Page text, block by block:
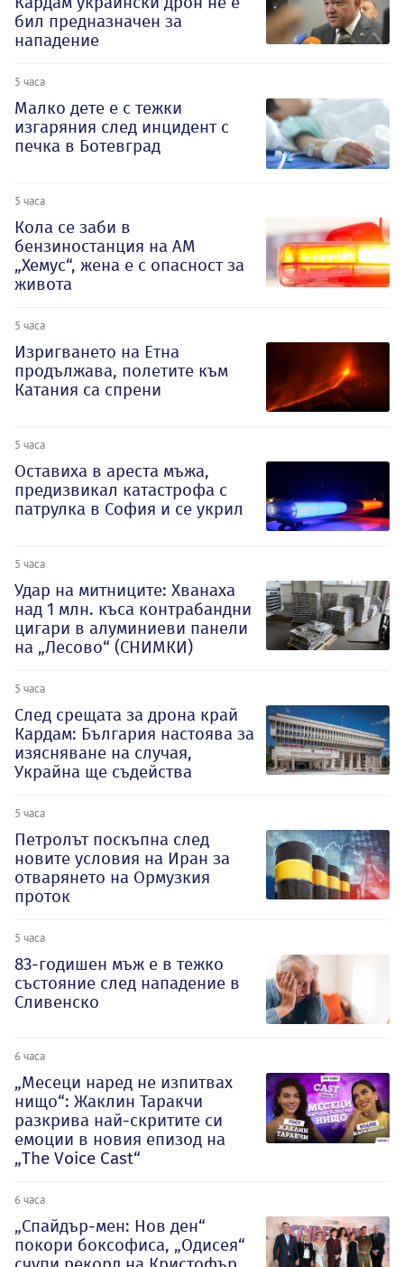
бил предназначен за
нападение
5 часа
Малко дете е с тежки
изгаряния след инцидент с
печка в Ботевград
5 часа
Кола се заби в
бензиностанция на АМ
„Хемус“, жена е с опасност за
живота
5 часа
Изригването на Етна
продължава, полетите към
Катания са спрени
5 часа
Оставиха в ареста мъжа,
предизвикал катастрофа с
патрулка в София и се укрил
5 часа
Удар на митниците: Хванаха
над 1 млн. къса контрабандни
цигари в алуминиеви панели
на „Лесово“ (СНИМКИ)
5 часа
След срещата за дрона край
Кардам: България настоява за
изясняване на случая,
Украйна ще съдейства
5 часа
Петролът поскъпна след
новите условия на Иран за
отварянето на Ормузкия
проток
5 часа
83-годишен мъж е в тежко
състояние след нападение в
Сливенско
6 часа
„Месеци наред не изпитвах
нищо“: Жаклин Таракчи
разкрива най-скритите си
емоции в новия епизод на
„The Voice Cast“
6 часа
„Спайдър-мен: Нов ден“
покори боксофиса, „Одисея“